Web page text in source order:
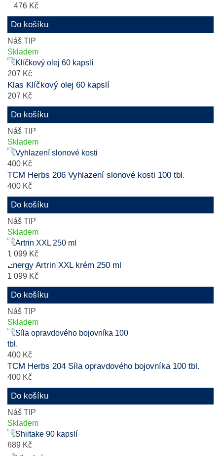
1 476 Kč
Do košíku
Náš TIP
Skladem
207 Kč
Klas Klíčkový olej 60 kapslí
207 Kč
Do košíku
Náš TIP
Skladem
400 Kč
TCM Herbs 206 Vyhlazení slonové kosti 100 tbl.
400 Kč
Do košíku
Náš TIP
Skladem
1 099 Kč
Energy Artrin XXL krém 250 ml
1 099 Kč
Do košíku
Náš TIP
Skladem
400 Kč
TCM Herbs 204 Síla opravdového bojovníka 100 tbl.
400 Kč
Do košíku
Náš TIP
Skladem
689 Kč